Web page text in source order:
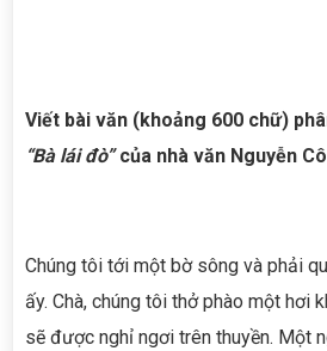
Viết bài văn (khoảng 600 chữ)
“Bà lái đò”của nhà văn Nguyễn
Chúng tôi tới một bờ sông và phải
ấy. Chà, chúng tôi thở phào một hơi
sẽ được nghỉ ngơi trên thuyền. Một